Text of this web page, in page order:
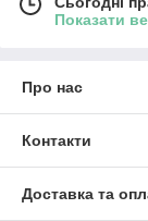
Показати
Про нас
Контакти
Доставка та